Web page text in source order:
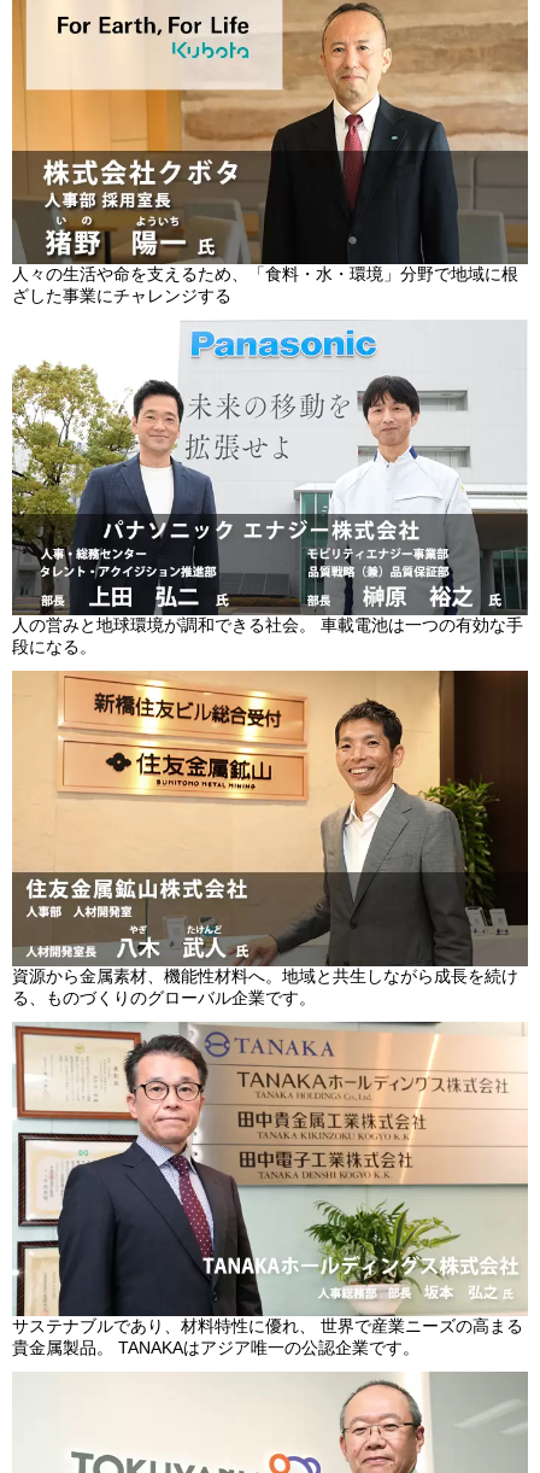
人々の生活や命を支えるため、「食料・水・環境」分野で地域に根
ざした事業にチャレンジする
人の営みと地球環境が調和できる社会。 車載電池は一つの有効な手
段になる。
資源から金属素材、機能性材料へ。地域と共生しながら成長を続け
る、ものづくりのグローバル企業です。
サステナブルであり、材料特性に優れ、 世界で産業ニーズの高まる
貴金属製品。 TANAKAはアジア唯一の公認企業です。